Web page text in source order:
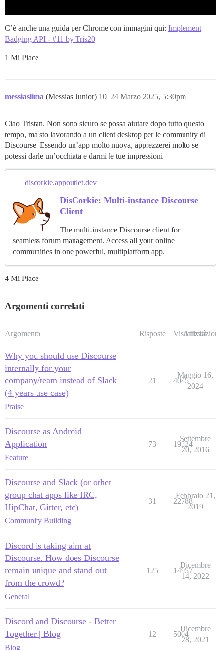
C’è anche una guida per Chrome con immagini qui: Implement
Badging API - #11 by Tris20
1 Mi Piace
messiaslima (Messias Junior) 24 Marzo 2025, 5:30pm
10
Ciao Tristan. Non sono sicuro se possa aiutare dopo tutto questo
tempo, ma sto lavorando a un client desktop per le community di
Discourse. Essendo un’app molto nuova, apprezzerei molto se
potessi darle un’occhiata e darmi le tue impressioni
discorkie.appoutlet.dev
DisCorkie: Multi-instance Discourse
Client
The multi-instance Discourse client for
seamless forum management. Access all your online
communities in one powerful, multiplatform app.
4 Mi Piace
Argomenti correlati
Argomento Risposte Visualizzazioni
Attività
Why you should use Discourse
internally for your
company/team instead of Slack
(4 years use case)
Praise
21 4045
Maggio 16,
2024
Discourse as Android
Application
Feature
73 19324
Settembre
20, 2016
Discourse and Slack (or other
group chat apps like IRC,
HipChat, Gitter, etc)
Community Building
31 22788
Febbraio 21,
2019
Discord is taking aim at
Discourse. How does Discourse
remain unique and stand out
from the crowd?
General
125 14957
Dicembre
14, 2022
Discord and Discourse - Better
Together | Blog
Blog
12 5004
Dicembre
28, 2021